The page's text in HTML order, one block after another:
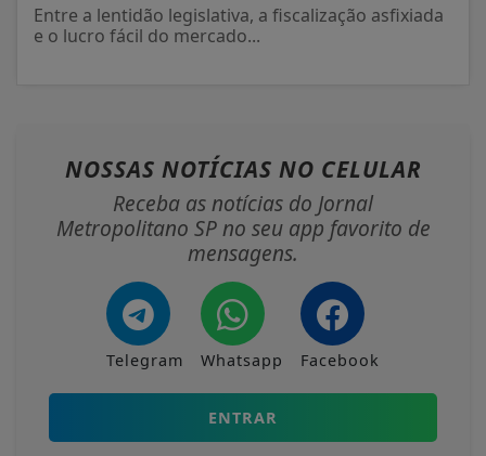
Entre a lentidão legislativa, a fiscalização asfixiada
e o lucro fácil do mercado...
NOSSAS NOTÍCIAS NO CELULAR
Receba as notícias do Jornal
Metropolitano SP no seu app favorito de
mensagens.
Telegram Whatsapp Facebook
ENTRAR